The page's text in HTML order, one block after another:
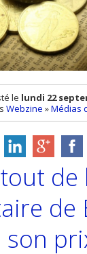
le lundi 22
Webzine »Médias
de
de
son